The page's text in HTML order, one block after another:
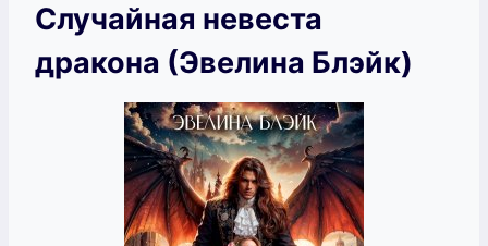
Случайная невеста
дракона (Эвелина Блэйк)